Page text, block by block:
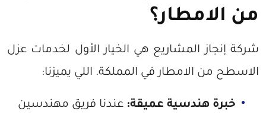
من الامطار؟
شركة إنجاز المشاريع هي الخيار الأول لخدمات عزل
الاسطح من الامطار في المملكة. اللي يميزنا:
خبرة هندسية عميقة: عندنا فريق مهندسين